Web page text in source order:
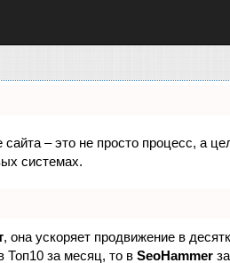
– это не просто процесс, а
системах.
, она ускоряет продвижение в
Топ10 за месяц, то в SeoHammer